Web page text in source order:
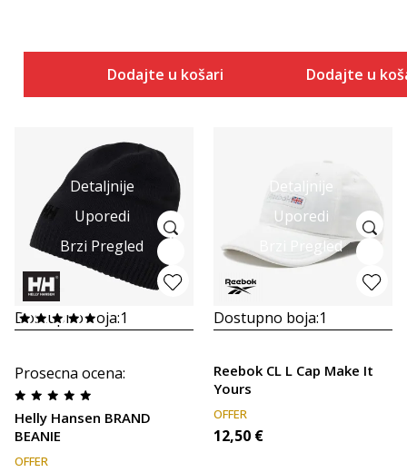
Dodajte u košaricu Dodajte u
Detaljnije
Uporedi
Brzi Pregled
Dostupno boja:1
Prosecna ocena:
Helly Hansen BRAND
BEANIE
OFFER
Detaljnije
Uporedi
Brzi Pregled
Dostupno boja:1
Reebok CL L Cap Make It
Yours
OFFER
12,50 €